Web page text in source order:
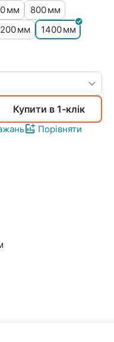
мм 800мм
мм 1400мм
Купити в 1-клік
Порівняти